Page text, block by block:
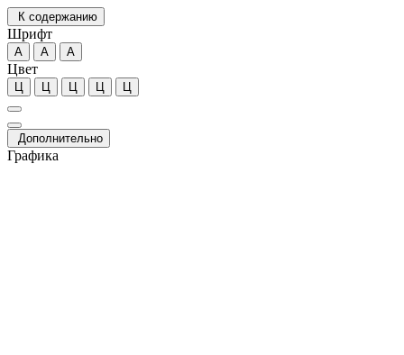
К содержанию
Шрифт
А А А
Цвет
Ц Ц Ц Ц Ц
Дополнительно
Графика